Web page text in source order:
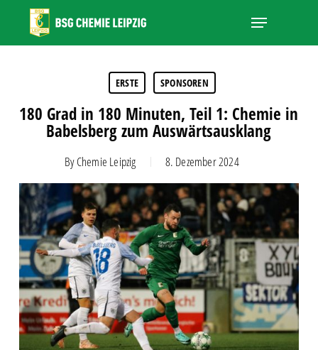
main
Menu
ERSTE SPONSOREN
180 Grad in 180 Minuten, Teil 1: Chemie in
Babelsberg zum Auswärtsausklang
ByChemie Leipzig 8. Dezember 2024
Close